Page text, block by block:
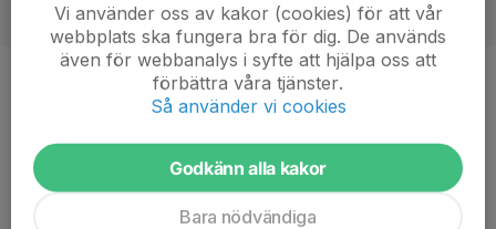
-
Vi använder oss av kakor (cookies) för att vår
webbplats ska fungera bra för dig. De används
även för webbanalys i syfte att hjälpa oss att
förbättra våra tjänster.
Så använder vi cookies
Godkänn alla kakor
Bara nödvändiga